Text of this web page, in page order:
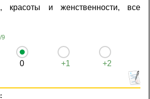
красоты и женственности, все
9
0 +1 +2